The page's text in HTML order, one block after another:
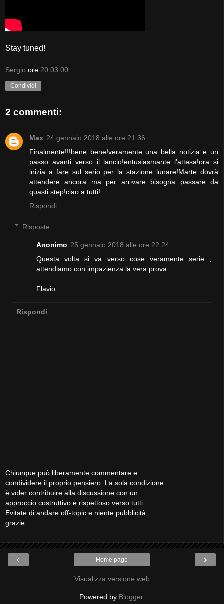
Stay tuned!
Sergio ore 20:03:00
Condividi
2 commenti:
Max 24 gennaio 2018 alle ore 21:36
Finalmente!!!bene bene!veramente una bella notizia e un
passo avanti verso il lancio!entusiasmante l’attesa!ora si
inizia a fare sul serio per la stazione lunare!Marte dovrà
attendere ancora ma per arrivare bisogna passare da
quasti step!ciao a tutti!
Rispondi
Risposte
Anonimo 25 gennaio 2018 alle ore 22:24
Questa volta si va verso cose veramente serie ,
attendiamo con impazienza la vera prova.
Flavio
Rispondi
Chiunque può liberamente commentare e
condividere il proprio pensiero. La sola condizione
è voler contribuire alla discussione con un
approccio costruttivo e rispettoso verso tutti.
Evitate di andare off-topic e niente pubblicità,
grazie.
‹ ›
Home page
Visualizza versione web
Powered by Blogger.